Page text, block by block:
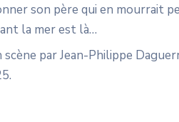
son père qui en mourrait
la mer est là…
par Jean-Philippe